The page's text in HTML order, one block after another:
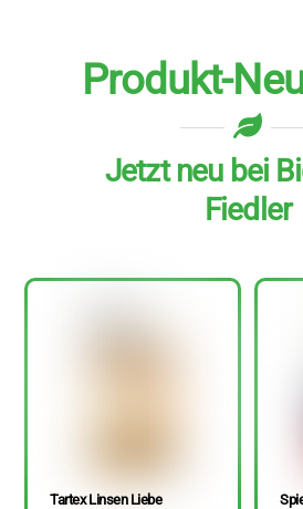
Produkt-
Jetzt neu bei
Fiedler
Tartex Linsen Liebe